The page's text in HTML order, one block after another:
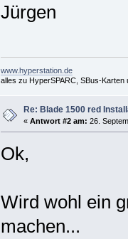
Jürgen
www.hyperstation.de
alles zu HyperSPARC, SBus-Karten
Re: Blade 1500 red
« Antwort #2 am: 26.
Ok,
Wird wohl ein
machen...